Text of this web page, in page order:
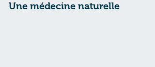
Une médecine naturelle